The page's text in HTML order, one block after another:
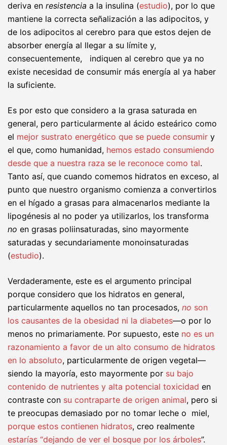
deriva en resistencia a la insulina (estudio), por lo que
mantiene la correcta señalización a las adipocitos, y
de los adipocitos al cerebro para que estos dejen de
absorber energía al llegar a su límite y,
consecuentemente, indiquen al cerebro que ya no
existe necesidad de consumir más energía al ya haber
la suficiente.
Es por esto que considero a la grasa saturada en
general, pero particularmente al ácido esteárico como
el mejor sustrato energético que se puede consumir y
el que, como humanidad, hemos estado consumiendo
desde que a nuestra raza se le reconoce como tal.
Tanto así, que cuando comemos hidratos en exceso, al
punto que nuestro organismo comienza a convertirlos
en el hígado a grasas para almacenarlos mediante la
lipogénesis al no poder ya utilizarlos, los transforma
no en grasas poliinsaturadas, sino mayormente
saturadas y secundariamente monoinsaturadas
(estudio).
Verdaderamente, este es el argumento principal
porque considero que los hidratos en general,
particularmente aquellos no tan procesados, no son
los causantes de la obesidad ni la diabetes—o por lo
menos no primariamente. Por supuesto, este no es un
razonamiento a favor de un alto consumo de hidratos
en lo absoluto, particularmente de origen vegetal—
siendo la mayoría, esto mayormente por su bajo
contenido de nutrientes y alta potencial toxicidad en
contraste con su contraparte de origen animal, pero si
te preocupas demasiado por no tomar leche o miel,
porque estos contienen hidratos, creo realmente
estarías “dejando de ver el bosque por los árboles”.